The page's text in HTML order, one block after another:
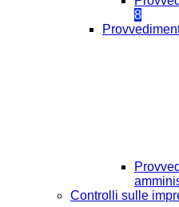
8
Controlli sulle